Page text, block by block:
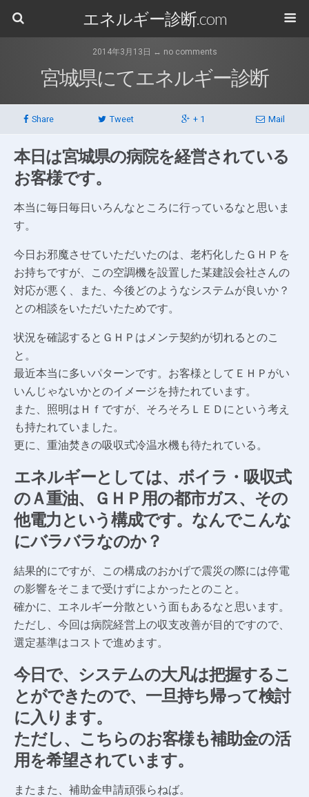
エネルギー診断.com
2014年3月13日 ↔ no comments
宮城県にてエネルギー診断
Share Tweet + 1 Mail
本日は宮城県の病院を経営されている
お客様です。
本当に毎日毎日いろんなところに行っているなと思いま
す。
今日お邪魔させていただいたのは、老朽化したＧＨＰを
お持ちですが、この空調機を設置した某建設会社さんの
対応が悪く、また、今後どのようなシステムが良いか？
との相談をいただいたためです。
状況を確認するとＧＨＰはメンテ契約が切れるとのこ
と。
最近本当に多いパターンです。お客様としてＥＨＰがい
いんじゃないかとのイメージを持たれています。
また、照明はＨｆですが、そろそろＬＥＤにという考え
も持たれていました。
更に、重油焚きの吸収式冷温水機も待たれている。
エネルギーとしては、ボイラ・吸収式
のＡ重油、ＧＨＰ用の都市ガス、その
他電力という構成です。なんでこんな
にバラバラなのか？
結果的にですが、この構成のおかげで震災の際には停電
の影響をそこまで受けずによかったとのこと。
確かに、エネルギー分散という面もあるなと思います。
ただし、今回は病院経営上の収支改善が目的ですので、
選定基準はコストで進めます。
今日で、システムの大凡は把握するこ
とができたので、一旦持ち帰って検討
に入ります。
ただし、こちらのお客様も補助金の活
用を希望されています。
またまた、補助金申請頑張らねば。